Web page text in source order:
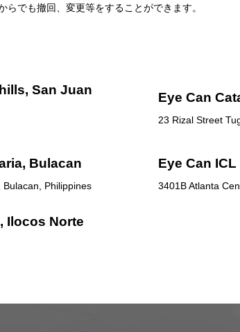
らでも撤回、変更等をすることができます。
San Juan
Eye Can
23 Rizal Street
Bulacan
Philippines
Eye Can
3401B Atlanta
Ilocos Norte